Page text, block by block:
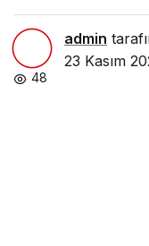
admin
23 Kasım
48